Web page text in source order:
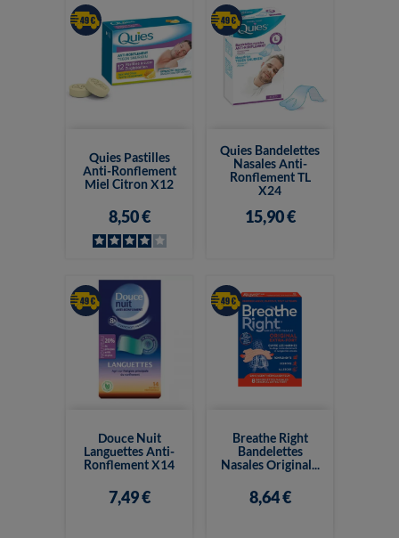
Quies Pastilles
Anti-Ronflement
Miel Citron X12
8,50 €
Quies Bandelettes
Nasales Anti-
Ronflement TL
X24
15,90 €
Douce Nuit
Languettes Anti-
Ronflement X14
7,49 €
Breathe Right
Bandelettes
Nasales Original...
8,64 €